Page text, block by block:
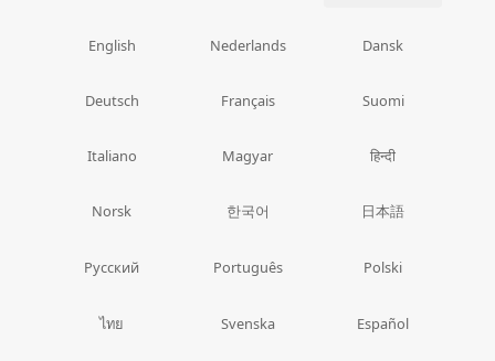
Dansk
Nederlands
English
Suomi
Français
Deutsch
हिन्दी
Magyar
Italiano
日本語
한국어
Norsk
Polski
Português
Русский
Español
Svenska
ไทย